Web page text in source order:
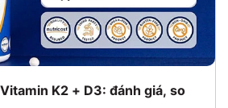
K2 + D3: đánh giá, so